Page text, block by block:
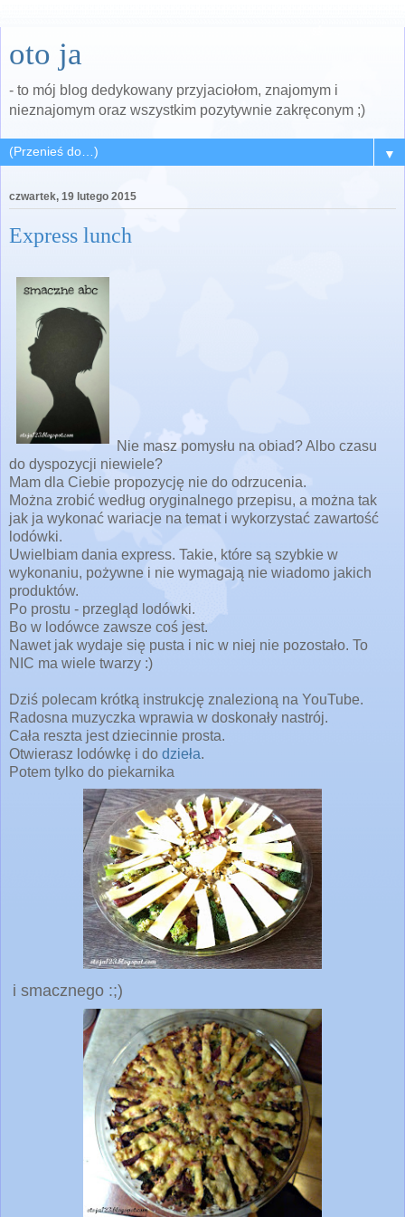
oto ja
- to mój blog dedykowany przyjaciołom, znajomym i
nieznajomym oraz wszystkim pozytywnie zakręconym ;)
▼
czwartek, 19 lutego 2015
Express lunch
Nie masz pomysłu na obiad? Albo czasu
do dyspozycji niewiele?
Mam dla Ciebie propozycję nie do odrzucenia.
Można zrobić według oryginalnego przepisu, a można tak
jak ja wykonać wariacje na temat i wykorzystać zawartość
lodówki.
Uwielbiam dania express. Takie, które są szybkie w
wykonaniu, pożywne i nie wymagają nie wiadomo jakich
produktów.
Po prostu - przegląd lodówki.
Bo w lodówce zawsze coś jest.
Nawet jak wydaje się pusta i nic w niej nie pozostało. To
NIC ma wiele twarzy :)
Dziś polecam krótką instrukcję znalezioną na YouTube.
Radosna muzyczka wprawia w doskonały nastrój.
Cała reszta jest dziecinnie prosta.
Otwierasz lodówkę i do dzieła.
Potem tylko do piekarnika
i smacznego :;)